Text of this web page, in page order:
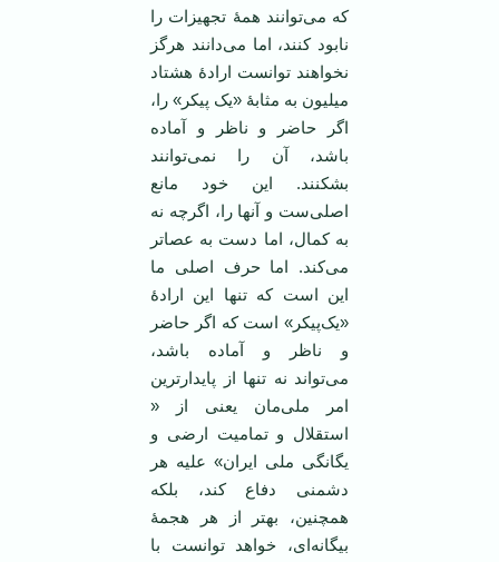
که می‌توانند همۀ تجهیزات را
نابود کنند، اما می‌دانند هرگز
نخواهند توانست ارادۀ هشتاد
میلیون به مثابۀ «یک پیکر» را،
اگر حاضر و ناظر و آماده
باشد، آن را نمی‌توانند
بشکنند. این خود مانع
اصلی‌ست و آنها را، اگرچه نه
به کمال، اما دست به عصاتر
می‌‌کند. اما حرف اصلی ما
این است که تنها این ارادۀ
«یک‌پیکر» است که اگر حاضر
و ناظر و آماده باشد،
می‌تواند نه تنها از پایدارترین
امر ملی‌مان یعنی از «
استقلال و تمامیت ارضی و
یگانگی ملی ایران» علیه هر
دشمنی دفاع کند، بلکه
همچنین، بهتر از هر هجمۀ
بیگانه‌ای، خواهد توانست با